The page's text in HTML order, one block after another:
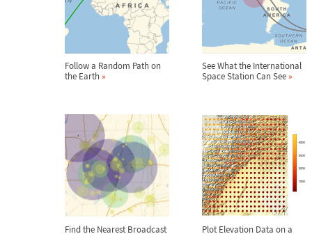
Follow a Random Path on
the Earth»
See What the International
Space Station Can See»
Find the Nearest Broadcast
Plot Elevation Data on a